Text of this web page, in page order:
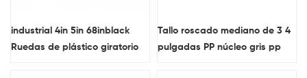
industrial 4in 5in 68inblack
Ruedas de plástico giratorio
Tallo roscado mediano de 3 4
pulgadas PP núcleo gris pp